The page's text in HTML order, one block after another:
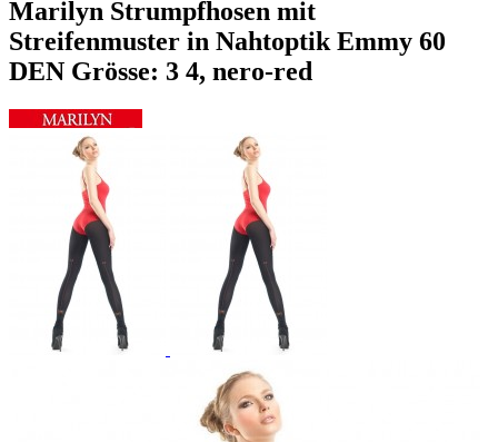
Marilyn Strumpfhosen mit
Streifenmuster in Nahtoptik Emmy 60
DEN Grösse: 3 4, nero-red